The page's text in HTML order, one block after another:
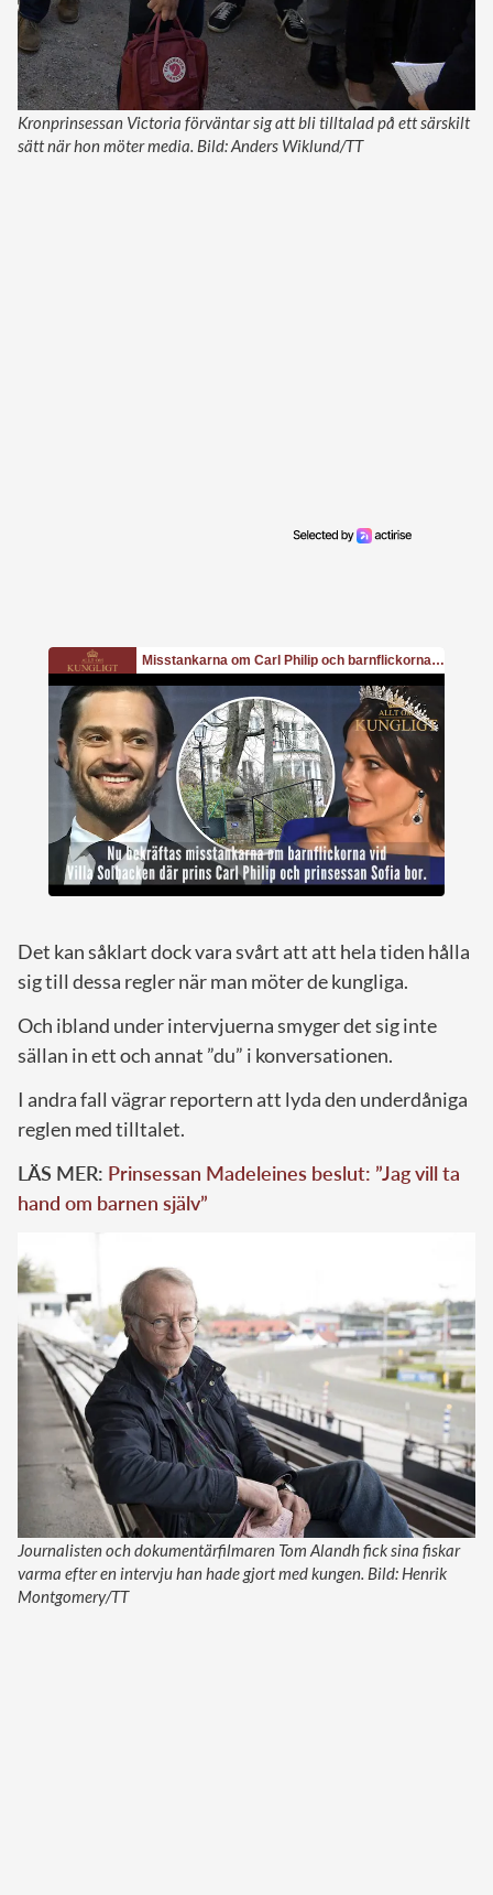
Kronprinsessan Victoria förväntar sig att bli tilltalad på ett särskilt
sätt när hon möter media. Bild: Anders Wiklund/TT
Det kan såklart dock vara svårt att att hela tiden hålla
sig till dessa regler när man möter de kungliga.
Och ibland under intervjuerna smyger det sig inte
sällan in ett och annat ”du” i konversationen.
I andra fall vägrar reportern att lyda den underdåniga
reglen med tilltalet.
LÄS MER: Prinsessan Madeleines beslut: ”Jag vill ta
hand om barnen själv”
Journalisten och dokumentärfilmaren Tom Alandh fick sina fiskar
varma efter en intervju han hade gjort med kungen. Bild: Henrik
Montgomery/TT